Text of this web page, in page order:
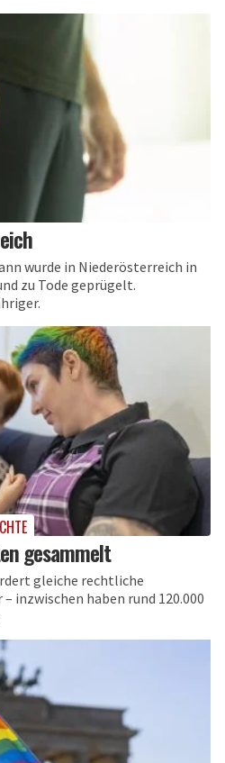
wurde in Niederösterreich in
zu Tode geprügelt.
gesammelt
gleiche rechtliche
inzwischen haben rund 120.000